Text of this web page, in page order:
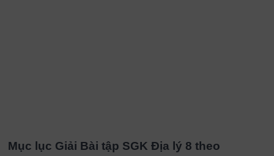
Mục lục Giải Bài tập SGK Địa lý 8 theo